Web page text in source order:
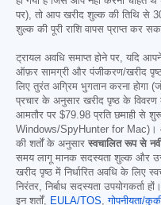
पर), तो आप खरीद शुल्क की तिथि से
शुल्क की पूरी राशि वापस प्राप्त कर
ट्रायल अवधि समाप्त होने पर, यदि
ऑफ़र सामग्री और पंजीकरण/खरीद पृष्ठ
लिए तुरंत अग्रिम भुगतान करना होगा
प्रचार के अनुसार खरीद पृष्ठ के विवरण
आमतौर पर $79.98 प्रति छमाही से
Windows/SpyHunter for Mac)।
की शर्तों के अनुसार स्वचालित रूप से
समय लागू मानक सदस्यता शुल्क और
खरीद पृष्ठ में निर्धारित अवधि के लिए
निरंतर, निर्बाध सदस्यता उपयोगकर्ता
इन शर्तों, EULA/TOS,गोपनीयता/